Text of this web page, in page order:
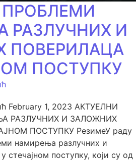
РАЗЛУЧНИХ И
ПОВЕРИЛАЦА
ПОСТУПКУ
February 1, 2023 АКТУЕЛНИ
РАЗЛУЧНИХ И ЗАЛОЖНИХ
ПОСТУПКУ РезимеУ раду
намирења разлучних и
стечајном поступку, који су од